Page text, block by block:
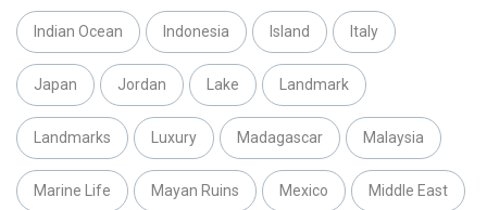
Indian Ocean Indonesia Island Italy
Japan Jordan Lake Landmark
Landmarks Luxury Madagascar Malaysia
Marine Life Mayan Ruins Mexico Middle East